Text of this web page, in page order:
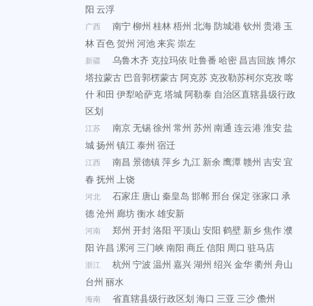
阳 云浮
广西 南宁柳州 桂林梧州 北海防城港钦州 贵港 玉
林百色贺州 河池来宾崇左
新疆 乌鲁木齐 克拉玛依 吐鲁番 哈密 昌吉回族博尔
塔拉蒙古 巴音郭楞蒙古阿克苏 克孜勒苏柯尔克孜喀
什和田 伊犁哈萨克塔城阿勒泰 自治区直辖县级行政
区划
江苏 南京无锡徐州 常州 苏州 南通 连云港淮安盐
城扬州 镇江泰州 宿迁
江西 南昌 景德镇萍乡 九江 新余鹰潭赣州 吉安宜
春 抚州 上饶
河北 石家庄 唐山 秦皇岛 邯郸邢台 保定 张家口 承
德沧州 廊坊衡水雄安新
河南 郑州 开封洛阳 平顶山 安阳 鹤壁 新乡焦作濮
阳 许昌 漯河三门峡南阳 商丘 信阳 周口 驻马店
浙江 杭州 宁波 温州 嘉兴湖州 绍兴金华衢州 舟山
台州 丽水
海南 省直辖县级行政区划 海口 三亚 三沙儋州